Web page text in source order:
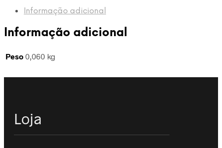
Novembro
1983
-
Informação adicional
Informação adicional
Peso 0,060 kg
Loja